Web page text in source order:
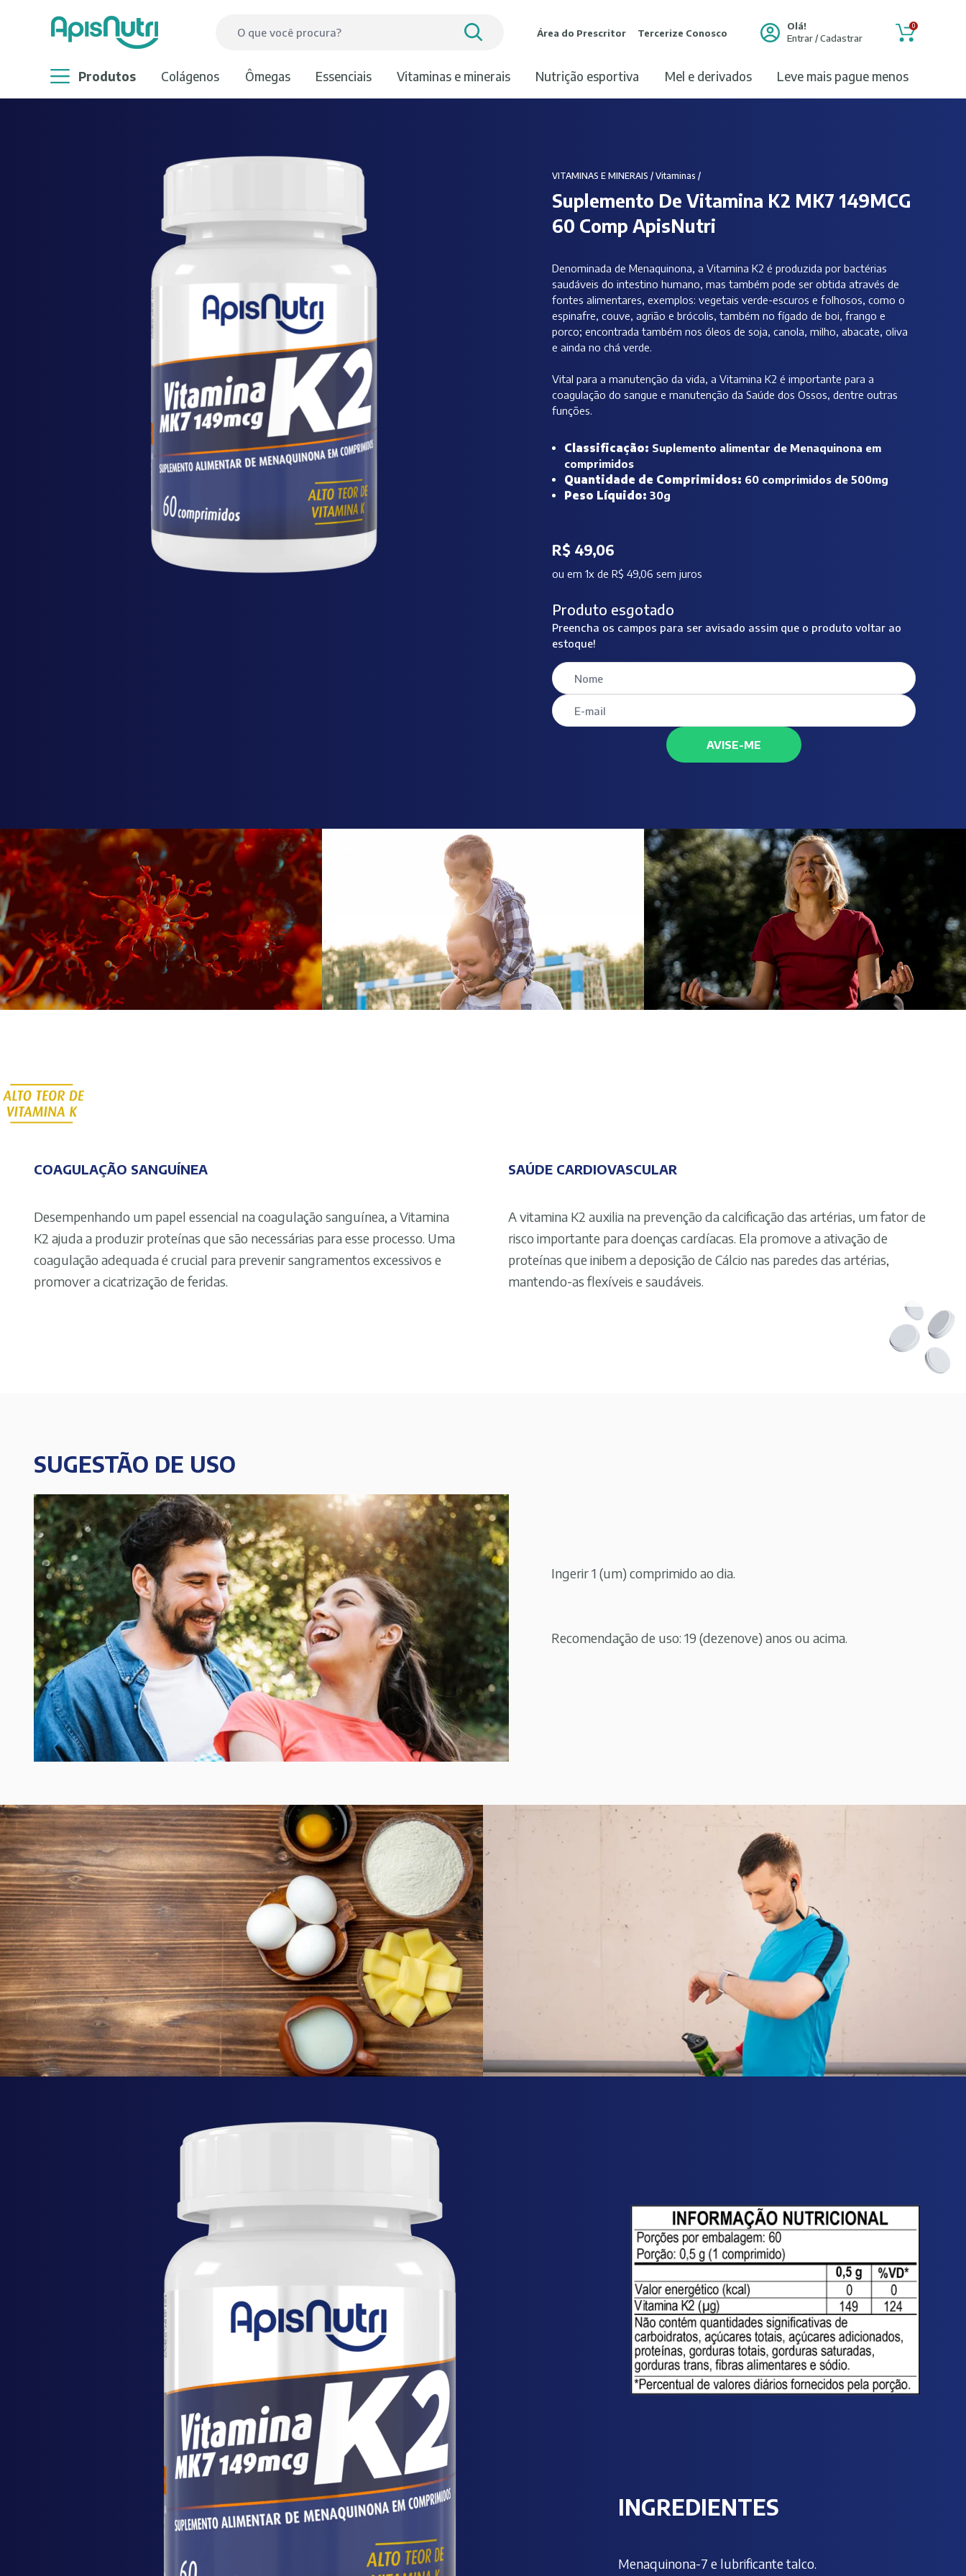
Área do Prescritor Tercerize Conosco
Olá!
Entrar / Cadastrar
0
produtos colágenos ômegas essenciais vitaminas e minerais nutrição esportiva mel e derivados leve mais pague menos
VITAMINAS E MINERAIS /Vitaminas /
Suplemento De Vitamina K2 MK7 149MCG
60 Comp ApisNutri
Denominada de Menaquinona, a Vitamina K2 é produzida por bactérias
saudáveis do intestino humano, mas também pode ser obtida através de
fontes alimentares, exemplos: vegetais verde-escuros e folhosos, como o
espinafre, couve, agrião e brócolis, também no fígado de boi, frango e
porco; encontrada também nos óleos de soja, canola, milho, abacate, oliva
e ainda no chá verde.
Vital para a manutenção da vida, a Vitamina K2 é importante para a
coagulação do sangue e manutenção da Saúde dos Ossos, dentre outras
funções.
Classificação: Suplemento alimentar de Menaquinona em
comprimidos
Quantidade de Comprimidos: 60 comprimidos de 500mg
Peso Líquido: 30g
R$ 49,06
ouem 1x de R$ 49,06 sem juros
Produto esgotado
Preencha os campos para ser avisado assim que o produto voltar ao
estoque!
AVISE-ME
COAGULAÇÃO SANGUÍNEA
Desempenhando um papel essencial na coagulação sanguínea, a Vitamina
K2 ajuda a produzir proteínas que são necessárias para esse processo. Uma
coagulação adequada é crucial para prevenir sangramentos excessivos e
promover a cicatrização de feridas.
SAÚDE CARDIOVASCULAR
A vitamina K2 auxilia na prevenção da calcificação das artérias, um fator de
risco importante para doenças cardíacas. Ela promove a ativação de
proteínas que inibem a deposição de Cálcio nas paredes das artérias,
mantendo-as flexíveis e saudáveis.
SUGESTÃO DE USO
Ingerir 1 (um) comprimido ao dia.
Recomendação de uso: 19 (dezenove) anos ou acima.
INGREDIENTES
Menaquinona-7 e lubrificante talco.